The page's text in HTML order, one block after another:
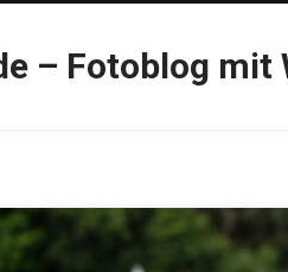
– Fotoblog mit